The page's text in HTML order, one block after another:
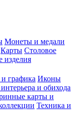
Монеты и медали
Карты Столовое
графика Иконы
и обихода
карты и
Техника и